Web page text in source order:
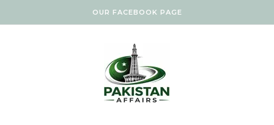
OUR FACEBOOK PAGE